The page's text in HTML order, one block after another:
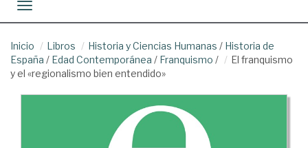
Toggle navigation
Inicio Libros Historia y Ciencias Humanas / Historia de
España / Edad Contemporánea / Franquismo /
El franquismo
y el «regionalismo bien entendido»